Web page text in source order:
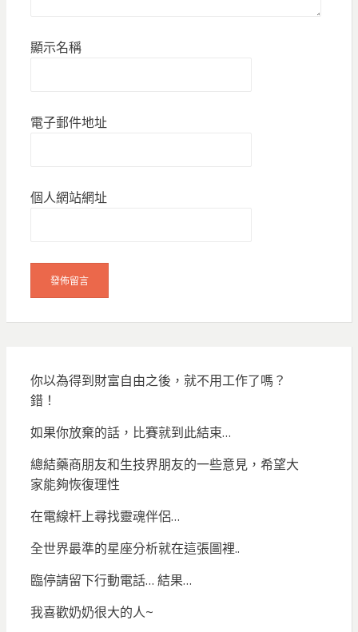
顯示名稱
電子郵件地址
個人網站網址
你以為得到財富自由之後，就不用工作了嗎？
錯！
如果你放棄的話，比賽就到此結束…
總結藥商朋友和生技界朋友的一些意見，希望大
家能夠恢復理性
在電線杆上尋找靈魂伴侶…
全世界最準的星座分析就在這張圖裡..
臨停請留下行動電話… 結果…
我喜歡奶奶很大的人~